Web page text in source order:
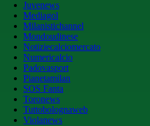
Juvenews
Mediagol
Milanistichannel
Mondoudinese
Notiziecalciomercato
Numericalcio
Padovasport
Pianetamilan
SOS Fanta
Toronews
Tuttobolognaweb
Violanews